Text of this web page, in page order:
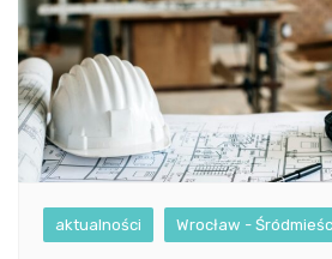
aktualności Wrocław -